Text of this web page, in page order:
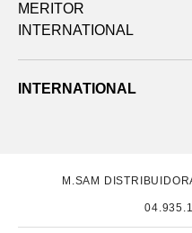
MERITOR
INTERNATIONAL
INTERNATIONAL
M.SAM